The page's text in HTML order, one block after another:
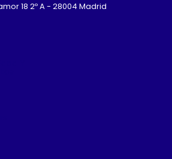
18 2º A - 28004 Madrid